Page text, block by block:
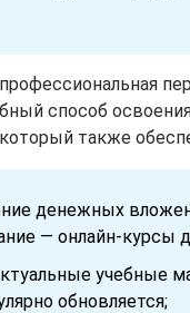
способ
также
денежных
— онлайн-курсы
учебные
обновляется;